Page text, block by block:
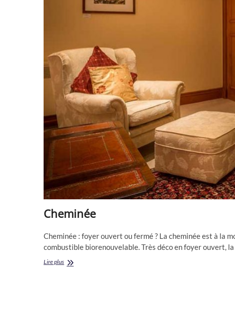
Cheminée
Cheminée : foyer ouvert ou fermé ? La cheminée est à la
combustible biorenouvelable. Très déco en foyer ouvert,
Lire plusCheminée